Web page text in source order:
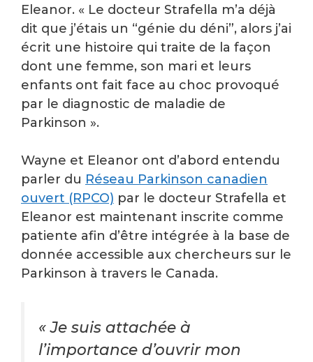
Eleanor. « Le docteur Strafella m’a déjà
dit que j’étais un “génie du déni”, alors j’ai
écrit une histoire qui traite de la façon
dont une femme, son mari et leurs
enfants ont fait face au choc provoqué
par le diagnostic de maladie de
Parkinson ».
Wayne et Eleanor ont d’abord entendu
parler du Réseau Parkinson canadien
ouvert (RPCO) par le docteur Strafella et
Eleanor est maintenant inscrite comme
patiente afin d’être intégrée à la base de
donnée accessible aux chercheurs sur le
Parkinson à travers le Canada.
« Je suis attachée à
l’importance d’ouvrir mon